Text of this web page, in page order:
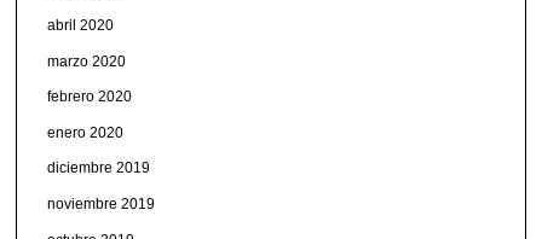
abril 2020
marzo 2020
febrero 2020
enero 2020
diciembre 2019
noviembre 2019